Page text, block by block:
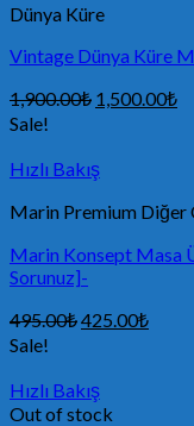
Dünya Küre
Vintage Dünya Küre
1,900.00₺ 1,500.00₺
Sale!
Hızlı Bakış
Marin Premium Diğer
Marin Konsept Masa
Sorunuz]-
495.00₺425.00₺
Sale!
Hızlı Bakış
Out of stock